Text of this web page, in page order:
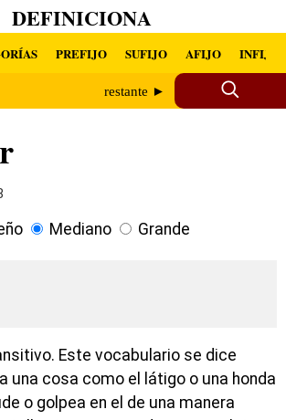
DEFINICIONA
PREFIJO SUFIJO AFIJO INFIJO
restante ►
Mediano Grande
Este vocabulario se dice
una cosa como el látigo o una honda
o golpea en el de una manera